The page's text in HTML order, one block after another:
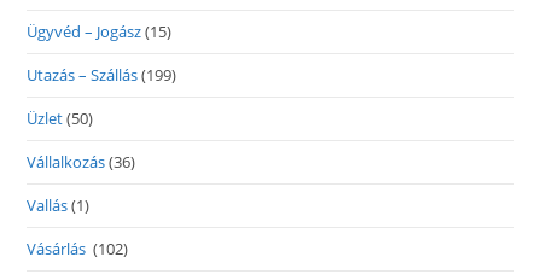
Ügyvéd – Jogász(15)
Utazás – Szállás(199)
Üzlet(50)
Vállalkozás(36)
Vallás(1)
Vásárlás (102)